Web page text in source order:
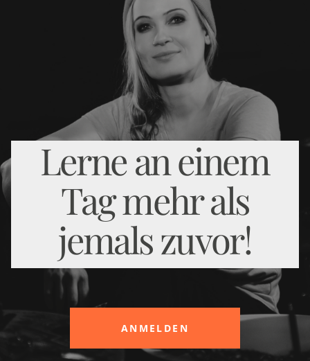
PABLO
BLOG
CONTACT
Lerne an einem
Tag mehr als
jemals zuvor!
ANMELDEN